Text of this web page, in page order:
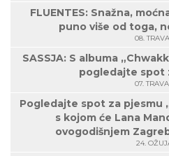
FLUENTES: Snažna,
puno više od toga,
08.
SASSJA: S albuma
pogledajte spot
07.
Pogledajte spot za pjesmu
s kojom će Lana
ovogodišnjem
24.